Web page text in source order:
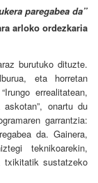
paregabea da”
arloko ordezkaria
burutuko dituzte.
eta horretan
errealitatean,
onartu du
garrantzia:
da. Gainera,
teknikoarekin,
txikitatik sustatzeko